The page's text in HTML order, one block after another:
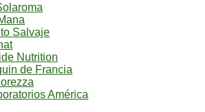
Salvaje
Nutrition
de Francia
América